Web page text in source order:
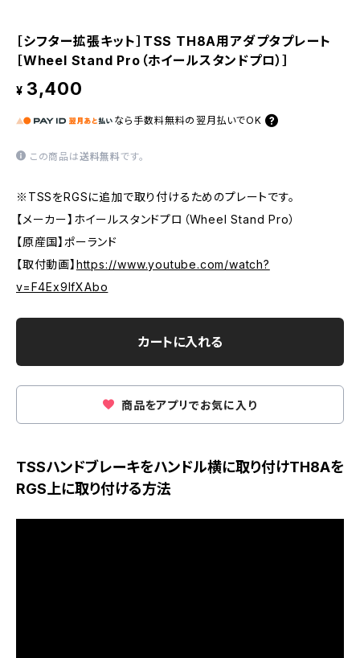
［シフター拡張キット］TSS TH8A用アダプタプレート
［Wheel Stand Pro（ホイールスタンドプロ）］
¥ 3,400
なら 手数料無料の 翌月払いでOK
この商品は送料無料です。
※TSSをRGSに追加で取り付けるためのプレートです。
【メーカー】ホイールスタンドプロ（Wheel Stand Pro）
【原産国】ポーランド
【取付動画】 https://www.youtube.com/watch?
v=F4Ex9IfXAbo
カートに入れる
商品をアプリでお気に入り
TSSハンドブレーキをハンドル横に取り付けTH8Aを
RGS上に取り付ける方法